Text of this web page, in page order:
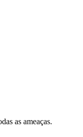
as ameaças.